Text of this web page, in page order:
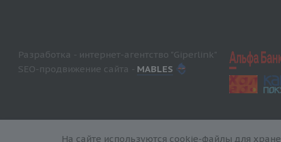
Разработка - интернет-агентство "Giperlink"
SEO-продвижение сайта - MABLES
На сайте используются cookie-файлы для